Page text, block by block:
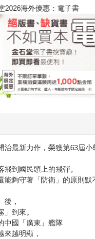
：電子書
最新力作，榮獲第63屆小
到國民頭上的飛彈。
能夠守著「防衛」的原則默
後，
到來。
中國「廣東」艦隊
來越明顯，